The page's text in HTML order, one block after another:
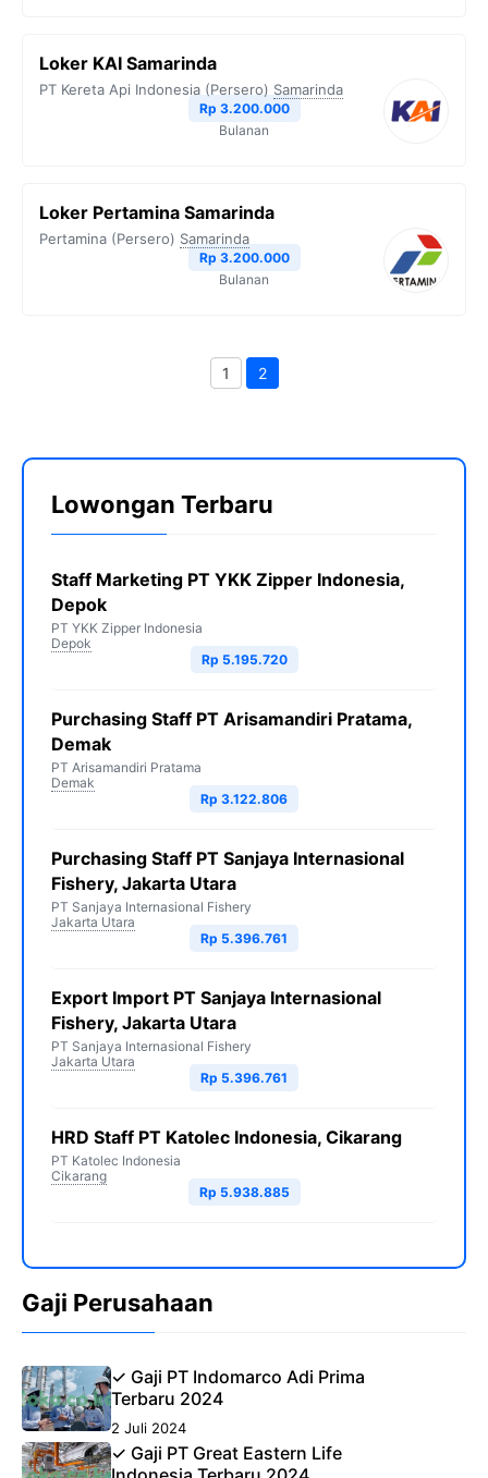
Loker KAI Samarinda
PT Kereta Api Indonesia (Persero) Samarinda
Rp 3.200.000
Bulanan
Loker Pertamina Samarinda
Pertamina (Persero) Samarinda
Rp 3.200.000
Bulanan
Halaman
1 2
Lowongan Terbaru
Staff Marketing PT YKK Zipper Indonesia,
Depok
PT YKK Zipper Indonesia
Depok
Rp 5.195.720
Purchasing Staff PT Arisamandiri Pratama,
Demak
PT Arisamandiri Pratama
Demak
Rp 3.122.806
Purchasing Staff PT Sanjaya Internasional
Fishery, Jakarta Utara
PT Sanjaya Internasional Fishery
Jakarta Utara
Rp 5.396.761
Export Import PT Sanjaya Internasional
Fishery, Jakarta Utara
PT Sanjaya Internasional Fishery
Jakarta Utara
Rp 5.396.761
HRD Staff PT Katolec Indonesia, Cikarang
PT Katolec Indonesia
Cikarang
Rp 5.938.885
Gaji Perusahaan
✓ Gaji PT Indomarco Adi Prima
Terbaru 2024
2 Juli 2024
✓ Gaji PT Great Eastern Life